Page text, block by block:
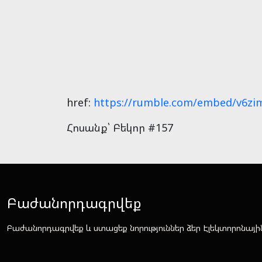
href: https://rumble.com/embed/
Հոսանք՝ Բեկոր #157
Բաժանորդագրվեք
Բաժանորդագրվեք և ստացեք նորություններ ձեր